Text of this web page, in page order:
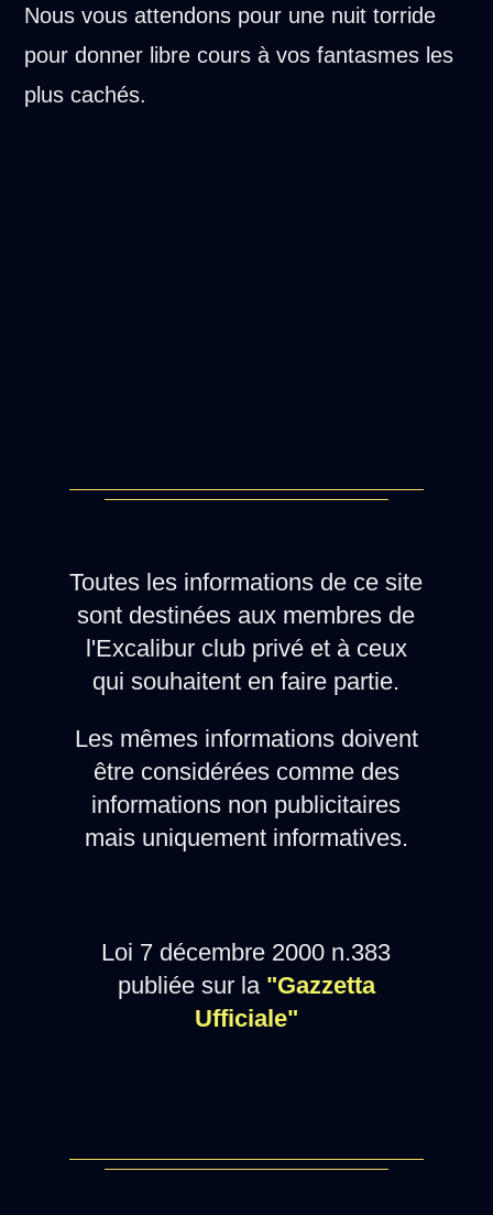
Nous vous attendons pour une nuit torride
pour donner libre cours à vos fantasmes les
plus cachés.
Toutes les informations de ce site
sont destinées aux membres de
l'Excalibur club privé et à ceux
qui souhaitent en faire partie.
Les mêmes informations doivent
être considérées comme des
informations non publicitaires
mais uniquement informatives.
Loi 7 décembre 2000 n.383
publiée sur la "Gazzetta
Ufficiale"